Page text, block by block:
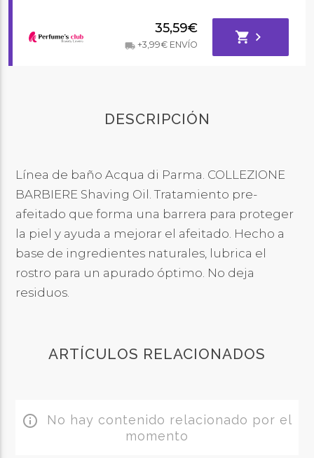
35,59€
local_shipping+3,99€ ENVÍO shopping_cart chevron_right
DESCRIPCIÓN
Línea de baño Acqua di Parma. COLLEZIONE
BARBIERE Shaving Oil. Tratamiento pre-
afeitado que forma una barrera para proteger
la piel y ayuda a mejorar el afeitado. Hecho a
base de ingredientes naturales, lubrica el
rostro para un apurado óptimo. No deja
residuos.
ARTÍCULOS RELACIONADOS
info_outline No hay contenido relacionado por el
momento